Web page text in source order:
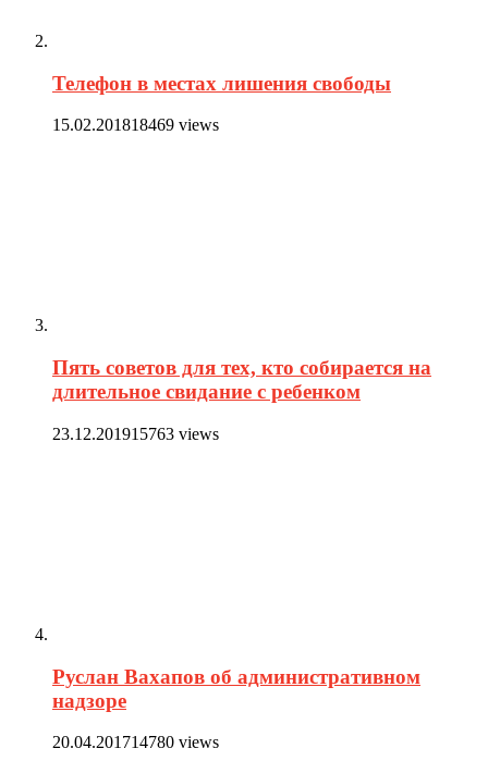
Телефон в местах лишения свободы
15.02.201818469 views
Пять советов для тех, кто собирается на
длительное свидание с ребенком
23.12.201915763 views
Руслан Вахапов об административном
надзоре
20.04.201714780 views